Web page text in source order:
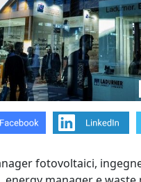
fotovoltaici,